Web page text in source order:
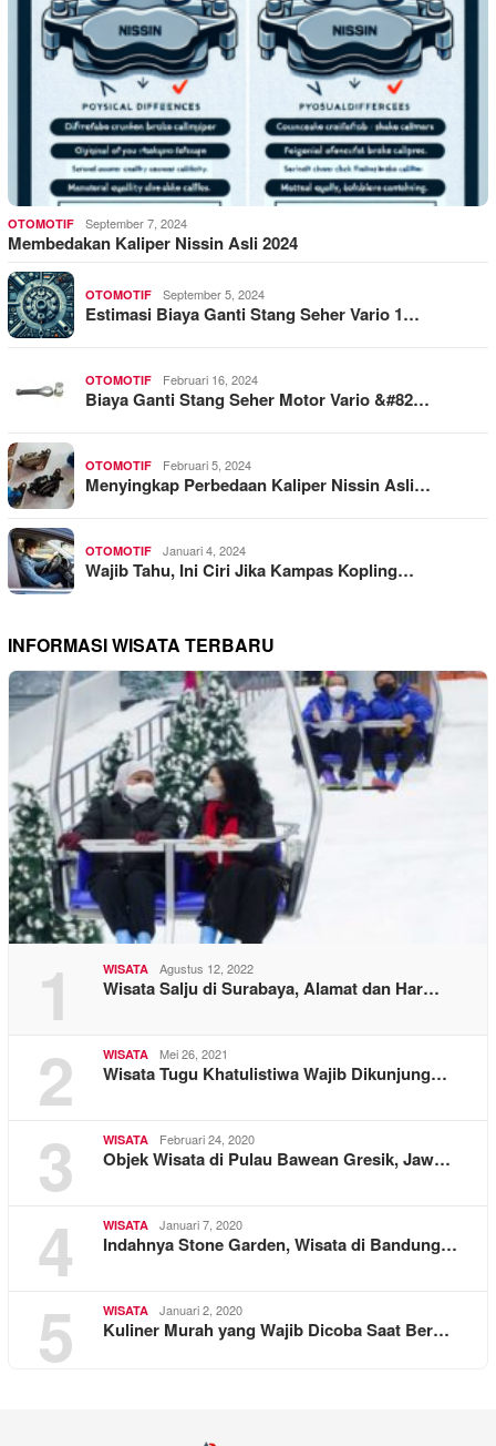
OTOMOTIF September 7, 2024
Membedakan Kaliper Nissin Asli 2024
OTOMOTIF September 5, 2024
Estimasi Biaya Ganti Stang Seher Vario 1…
OTOMOTIF Februari 16, 2024
Biaya Ganti Stang Seher Motor Vario &#82…
OTOMOTIF Februari 5, 2024
Menyingkap Perbedaan Kaliper Nissin Asli…
OTOMOTIF Januari 4, 2024
Wajib Tahu, Ini Ciri Jika Kampas Kopling…
INFORMASI WISATA TERBARU
1 WISATA Agustus 12, 2022
Wisata Salju di Surabaya, Alamat dan Har…
2 WISATA Mei 26, 2021
Wisata Tugu Khatulistiwa Wajib Dikunjung…
3 WISATA Februari 24, 2020
Objek Wisata di Pulau Bawean Gresik, Jaw…
4 WISATA Januari 7, 2020
Indahnya Stone Garden, Wisata di Bandung…
5 WISATA Januari 2, 2020
Kuliner Murah yang Wajib Dicoba Saat Ber…